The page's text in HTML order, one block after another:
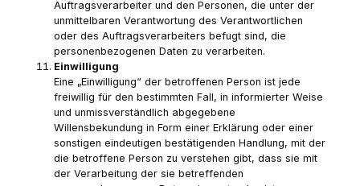
Auftragsverarbeiter und den Personen, die unter der
unmittelbaren Verantwortung des Verantwortlichen
oder des Auftragsverarbeiters befugt sind, die
personenbezogenen Daten zu verarbeiten.
Einwilligung
Eine „Einwilligung“ der betroffenen Person ist jede
freiwillig für den bestimmten Fall, in informierter Weise
und unmissverständlich abgegebene
Willensbekundung in Form einer Erklärung oder einer
sonstigen eindeutigen bestätigenden Handlung, mit der
die betroffene Person zu verstehen gibt, dass sie mit
der Verarbeitung der sie betreffenden